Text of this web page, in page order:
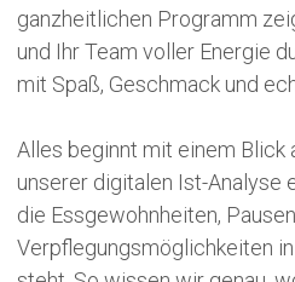
ganzheitlichen Programm
und Ihr Team voller Energie
mit Spaß, Geschmack und
Alles beginnt mit einem Blick
unserer digitalen Ist-Analyse
die Essgewohnheiten,
Verpflegungsmöglichkeiten